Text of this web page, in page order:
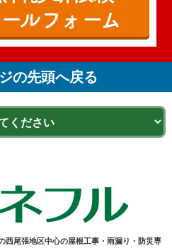
ルフォーム
の先頭へ戻る
西尾張地区中心の屋根工事・雨漏り・防災専